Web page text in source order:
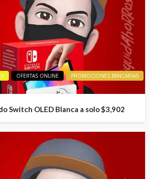
OFERTAS ONLINE
PROMOCIONES BANCARIAS
Switch OLED Blanca a solo $3,902